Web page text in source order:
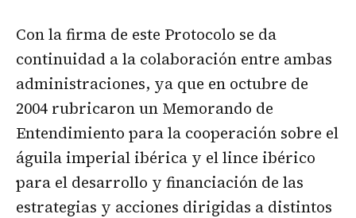
Con la firma de este Protocolo se da
continuidad a la colaboración entre ambas
administraciones, ya que en octubre de
2004 rubricaron un Memorando de
Entendimiento para la cooperación sobre el
águila imperial ibérica y el lince ibérico
para el desarrollo y financiación de las
estrategias y acciones dirigidas a distintos